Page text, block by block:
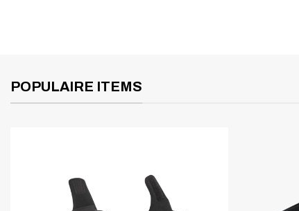
POPULAIRE ITEMS